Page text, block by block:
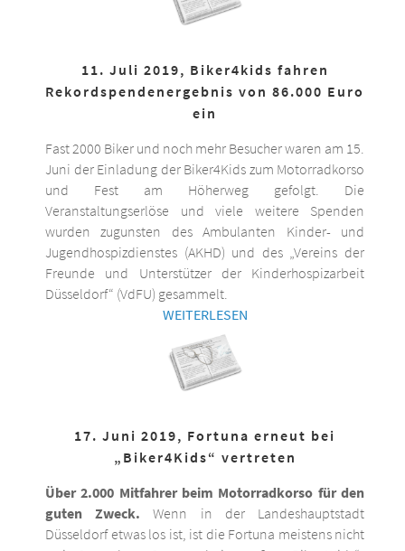
11. Juli 2019, Biker4kids fahren
Rekordspendenergebnis von 86.000 Euro
ein
Fast 2000 Biker und noch mehr Besucher waren am 15.
Juni der Einladung der Biker4Kids zum Motorradkorso
und Fest am Höherweg gefolgt. Die
Veranstaltungserlöse und viele weitere Spenden
wurden zugunsten des Ambulanten Kinder- und
Jugendhospizdienstes (AKHD) und des „Vereins der
Freunde und Unterstützer der Kinderhospizarbeit
Düsseldorf“ (VdFU) gesammelt.
WEITERLESEN
17. Juni 2019, Fortuna erneut bei
„Biker4Kids“ vertreten
Über 2.000 Mitfahrer beim Motorradkorso für den
guten Zweck. Wenn in der Landeshauptstadt
Düsseldorf etwas los ist, ist die Fortuna meistens nicht